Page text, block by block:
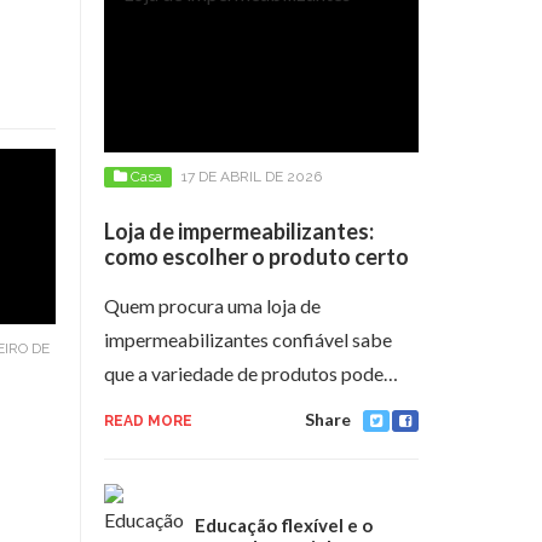
DE
Casa 17 DE ABRIL DE 2026
Loja de impermeabilizantes:
como escolher o produto certo
Quem procura uma loja de
impermeabilizantes confiável sabe
que a variedade de produtos pode…
READ MORE Share
Educação flexível e o